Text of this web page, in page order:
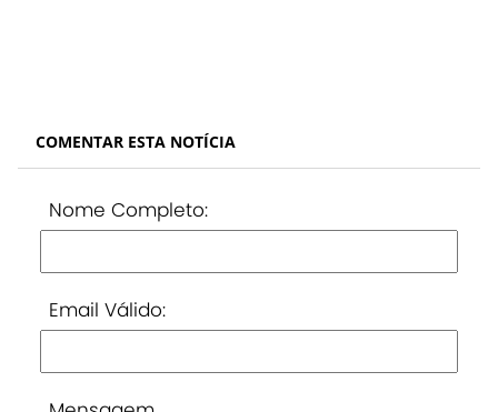
COMENTAR ESTA NOTÍCIA
Nome Completo:
Email Válido: